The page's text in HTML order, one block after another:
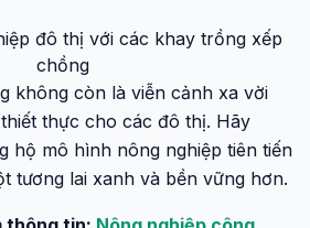
đô thị với các khay trồng xếp
chồng
không còn là viễn cảnh xa vời
thực cho các đô thị. Hãy
hộ mô hình nông nghiệp tiên tiến
tương lai xanh và bền vững hơn.